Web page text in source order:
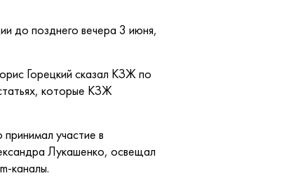
до позднего вечера 3 июня,
Горецкий сказал КЗЖ по
которые КЗЖ
участие в
Лукашенко, освещал
каналы.